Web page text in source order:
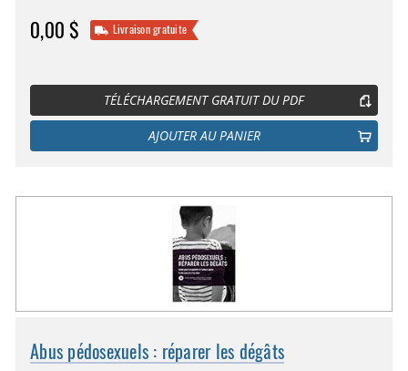
0,00 $ Livraison gratuite
TÉLÉCHARGEMENT GRATUIT DU PDF
AJOUTER AU PANIER
Abus pédosexuels : réparer les dégâts